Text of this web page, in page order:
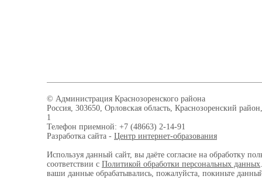
© Администрация Краснозоренского района
Россия, 303650, Орловская область, Краснозоренский
1
Телефон приемной: +7 (48663) 2-14-91
Разработка сайта - Центр интернет-образования
Используя данный сайт, вы даёте согласие на обработку
соответствии с Политикой обработки персональных данных
ваши данные обрабатывались, пожалуйста, покиньте